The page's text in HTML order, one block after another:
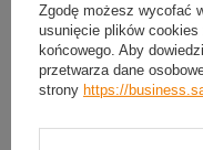
Zgodę możesz wycofać
usunięcie plików
końcowego. Aby
przetwarza dane
strony https://